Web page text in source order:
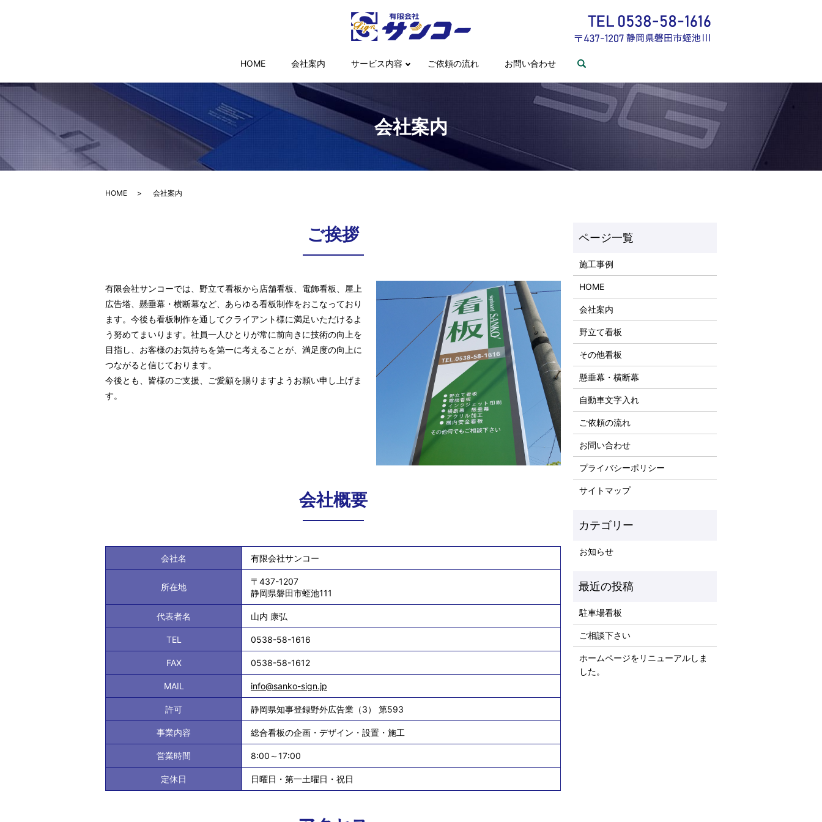
HOME 会社案内 サービス内容 ご依頼の流れ お問い合わせ search
会社案内
HOME 会社案内
ご挨拶
有限会社サンコーでは、野立て看板から店舗看板、電飾看板、屋上
広告塔、懸垂幕・横断幕など、あらゆる看板制作をおこなっており
ます。今後も看板制作を通してクライアント様に満足いただけるよ
う努めてまいります。社員一人ひとりが常に前向きに技術の向上を
目指し、お客様のお気持ちを第一に考えることが、満足度の向上に
つながると信じております。
今後とも、皆様のご支援、ご愛顧を賜りますようお願い申し上げま
す。
会社概要
会社名 有限会社サンコー
所在地
〒437-1207
静岡県磐田市蛭池111
代表者名 山内 康弘
TEL 0538-58-1616
FAX 0538-58-1612
MAIL info@sanko-sign.jp
許可 静岡県知事登録野外広告業（3） 第593
事業内容 総合看板の企画・デザイン・設置・施工
営業時間 8:00～17:00
定休日 日曜日・第一土曜日・祝日
施工事例
HOME
会社案内
野立て看板
その他看板
懸垂幕・横断幕
自動車文字入れ
ご依頼の流れ
お問い合わせ
プライバシーポリシー
サイトマップ
お知らせ
駐車場看板
ご相談下さい
ホームページをリニューアルしま
した。